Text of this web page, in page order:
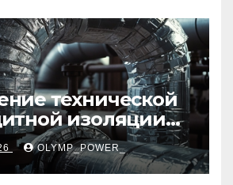
технической
изоляции
и нормативные
OLYMP_POWER_